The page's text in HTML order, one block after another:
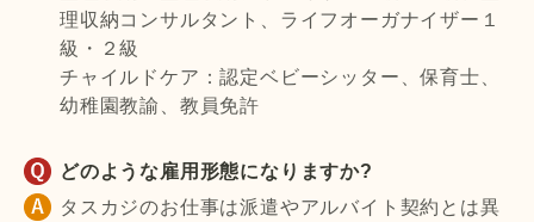
理収納コンサルタント、ライフオーガナイザー１
級・２級
チャイルドケア：認定ベビーシッター、保育士、
幼稚園教諭、教員免許
どのような雇用形態になりますか?
タスカジのお仕事は派遣やアルバイト契約とは異